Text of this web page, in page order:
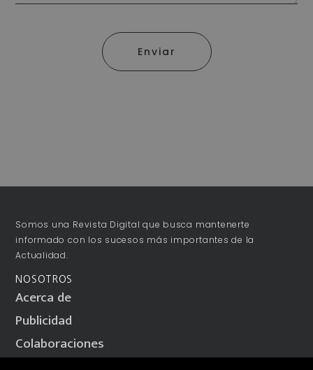
Enviar
Somos una Revista Digital que busca mantenerte
informado con los sucesos más importantes de la
Actualidad.
NOSOTROS
Acerca de
Publicidad
Colaboraciones